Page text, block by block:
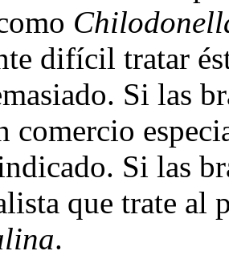
difícil tratar
Si las
comercio
Si las
que trate al
.